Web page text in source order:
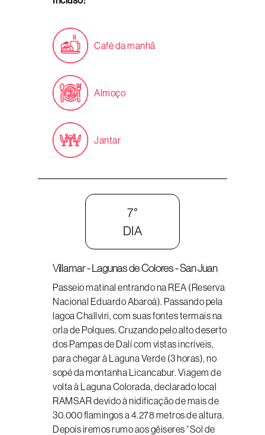
Café da manhã
Almoço
Jantar
7°
DIA
Villamar - Lagunas de Colores - San Juan
Passeio matinal entrando na REA (Reserva
Nacional Eduardo Abaroá). Passando pela
lagoa Challviri, com suas fontes termais na
orla de Polques. Cruzando pelo alto deserto
dos Pampas de Dalí com vistas incríveis,
para chegar à Laguna Verde (3 horas), no
sopé da montanha Licancabur. Viagem de
volta à Laguna Colorada, declarado local
RAMSAR devido à nidificação de mais de
30.000 flamingos a 4.278 metros de altura.
Depois iremos rumo aos gêiseres “Sol de